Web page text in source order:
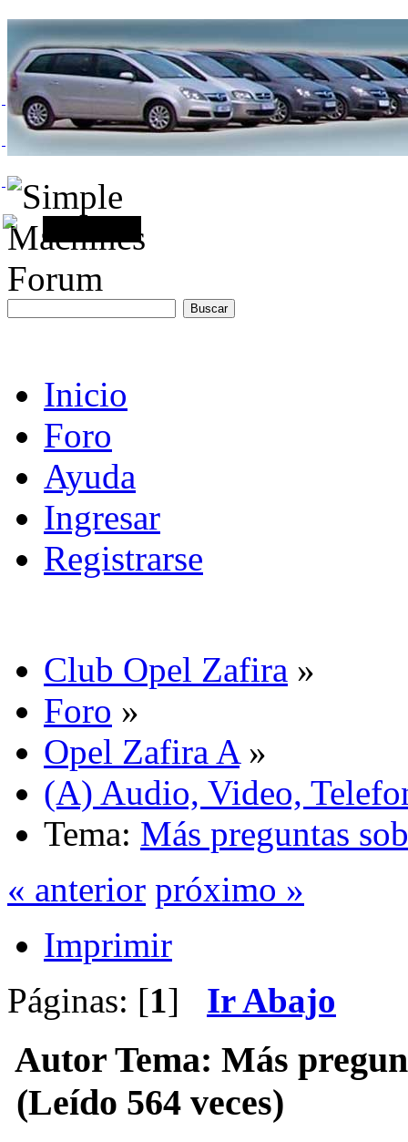
Inicio
Foro
Ayuda
Ingresar
Registrarse
Club Opel Zafira »
Foro »
Opel Zafira A»
(A) Audio, Video,
Tema: Más preguntas
« anterior próximo »
Imprimir
Páginas: [1] Ir Abajo
Autor Tema: Más
(Leído 564 veces)